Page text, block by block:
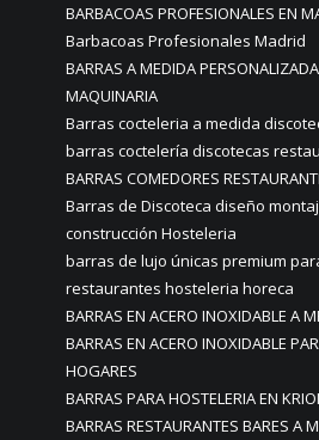
BARBACOAS PROFESIONALES EN
Barbacoas Profesionales Madrid
BARRAS A MEDIDA
MAQUINARIA
Barras cocteleria a medida
barras coctelería discotecas
BARRAS COMEDORES
Barras de Discoteca diseño
construcción Hosteleria
barras de lujo únicas premium
restaurantes hosteleria horeca
BARRAS EN ACERO INOXIDABLE A
BARRAS EN ACERO INOXIDABLE
HOGARES
BARRAS PARA HOSTELERIA EN
BARRAS RESTAURANTES BARES A